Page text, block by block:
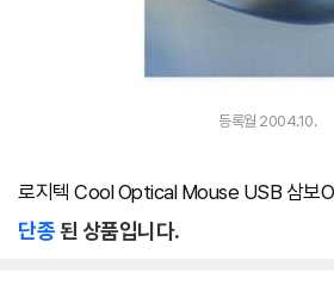
등록월 2004.10.
로지텍 Cool Optical Mouse USB 삼보
단종된 상품입니다.